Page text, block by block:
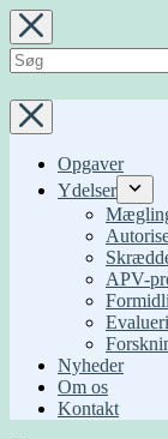
Fortsæt
til
indhold
Ingen
resultater
Opgaver
Ydelser
APV-
Nyheder
Om os
Kontakt